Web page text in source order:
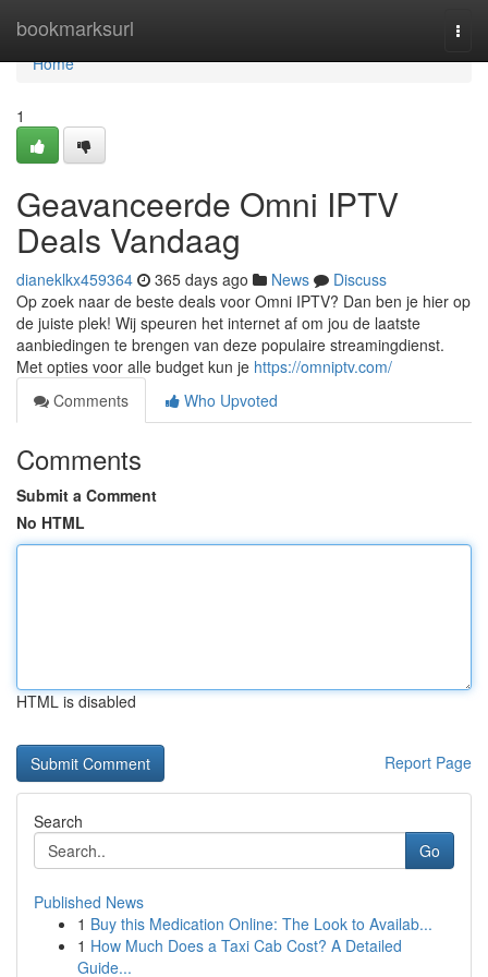
bookmarksurl
Home
Home
1
Geavanceerde Omni IPTV
Deals Vandaag
dianeklkx459364 365 days ago News
Discuss
Op zoek naar de beste deals voor Omni IPTV? Dan ben je hier op
de juiste plek! Wij speuren het internet af om jou de laatste
aanbiedingen te brengen van deze populaire streamingdienst.
Met opties voor alle budget kun je https://omniptv.com/
Comments
Who Upvoted
Comments
Submit a Comment
No HTML
HTML is disabled
Report Page
Search
Go
Published News
1 Buy this Medication Online: The Look to Availab...
1 How Much Does a Taxi Cab Cost? A Detailed
Guide...